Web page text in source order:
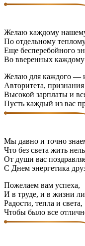
Желаю каждому
По отдельному
Еще бесперебойного
Во вверенных каждому
Желаю для каждого —
Авторитета,
Высокой зарплаты и
Пусть каждый из вас
Мы давно и точно
Что без света жить
От души вас
С Днем энергетика
Пожелаем вам успеха,
И в труде, и в жизни
Радости, тепла и света,
Чтобы было все